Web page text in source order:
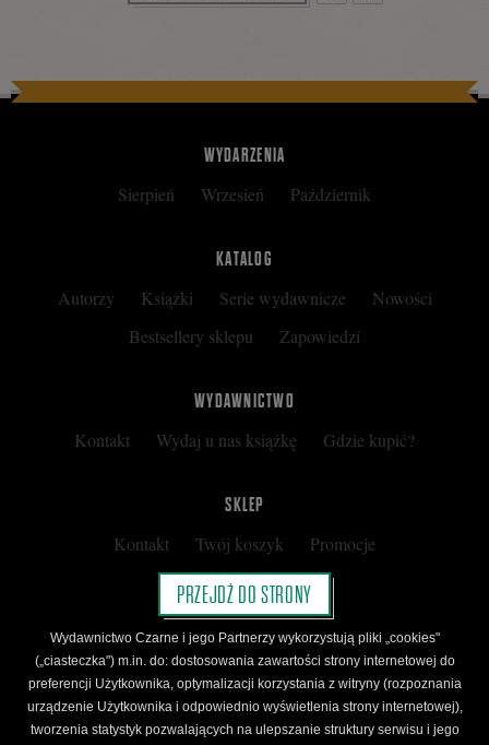
Facebooku
WYDARZENIA
Sierpień Wrzesień Październik
KATALOG
Autorzy Książki Serie wydawnicze
Nowości
Bestsellery sklepu
Zapowiedzi
WYDAWNICTWO
Kontakt Wydaj u nas książkę Gdzie kupić?
SKLEP
Kontakt Twój koszyk
Promocje
Kup kartę podarunkową
Nota prawna
Regulamin
Polityka prywatności
Regulamin Klubu Czarnego
Regulamin Karty Podarunkowej
PRZEJDŹ DO STRONY
Wydawnictwo Czarne i jego Partnerzy wykorzystują pliki „cookies"
(„ciasteczka") m.in. do: dostosowania zawartości strony internetowej do
preferencji Użytkownika, optymalizacji korzystania z witryny (rozpoznania
urządzenie Użytkownika i odpowiednio wyświetlenia strony internetowej),
tworzenia statystyk pozwalających na ulepszanie struktury serwisu i jego